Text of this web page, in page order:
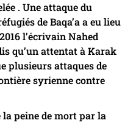
. Une attaque du
de Baqa’a a eu lieu
l’écrivain Nahed
qu’un attentat à Karak
plusieurs attaques de
syrienne contre
peine de mort par la